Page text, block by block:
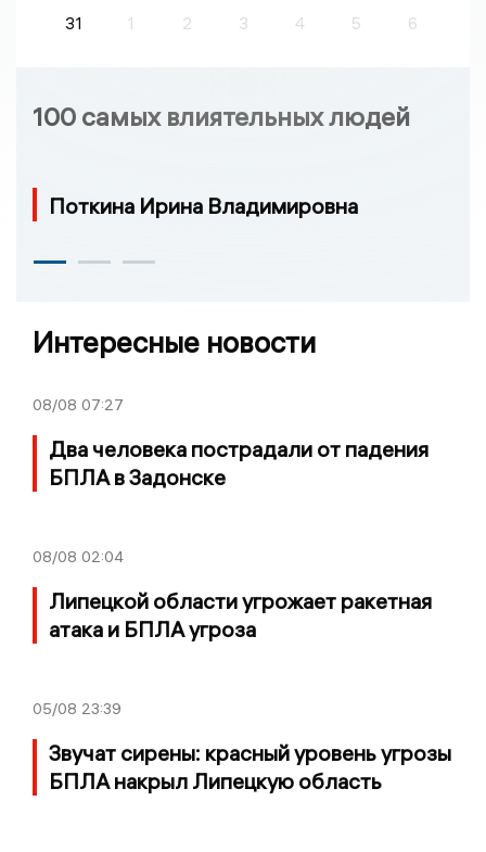
31
1 2 3 4 5 6
100 самых влиятельных людей
Поткина Ирина Владимировна
Интересные новости
08/08 07:27
Два человека пострадали от падения
БПЛА в Задонске
08/08 02:04
Липецкой области угрожает ракетная
атака и БПЛА угроза
05/08 23:39
Звучат сирены: красный уровень угрозы
БПЛА накрыл Липецкую область